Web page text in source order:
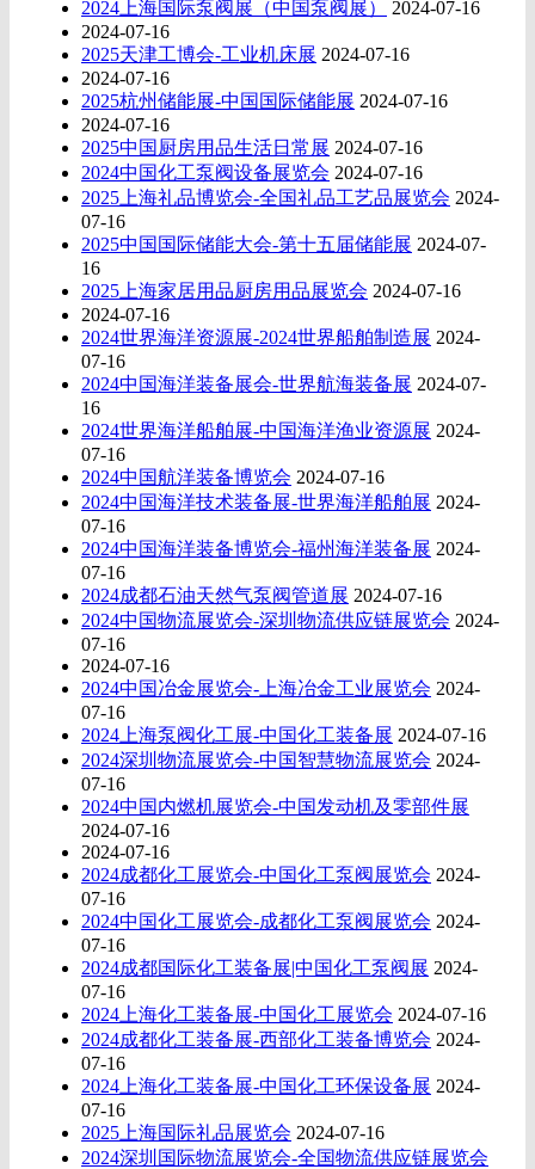
2024上海国际泵阀展（中国泵阀展）
2024-07-16
2024-07-16
2025天津工博会-工业机床展 2024-07-16
2024-07-16
2025杭州储能展-中国国际储能展 2024-07-16
2024-07-16
2025中国厨房用品生活日常展 2024-07-16
2024中国化工泵阀设备展览会 2024-07-16
2025上海礼品博览会-全国礼品工艺品展览会 2024-
07-16
2025中国国际储能大会-第十五届储能展 2024-07-
16
2025上海家居用品厨房用品展览会 2024-07-16
2024-07-16
2024世界海洋资源展-2024世界船舶制造展 2024-
07-16
2024中国海洋装备展会-世界航海装备展 2024-07-
16
2024世界海洋船舶展-中国海洋渔业资源展 2024-
07-16
2024中国航洋装备博览会 2024-07-16
2024中国海洋技术装备展-世界海洋船舶展 2024-
07-16
2024中国海洋装备博览会-福州海洋装备展 2024-
07-16
2024成都石油天然气泵阀管道展 2024-07-16
2024中国物流展览会-深圳物流供应链展览会 2024-
07-16
2024-07-16
2024中国冶金展览会-上海冶金工业展览会 2024-
07-16
2024上海泵阀化工展-中国化工装备展 2024-07-16
2024深圳物流展览会-中国智慧物流展览会 2024-
07-16
2024中国内燃机展览会-中国发动机及零部件展
2024-07-16
2024-07-16
2024成都化工展览会-中国化工泵阀展览会 2024-
07-16
2024中国化工展览会-成都化工泵阀展览会 2024-
07-16
2024成都国际化工装备展|中国化工泵阀展 2024-
07-16
2024上海化工装备展-中国化工展览会 2024-07-16
2024成都化工装备展-西部化工装备博览会 2024-
07-16
2024上海化工装备展-中国化工环保设备展 2024-
07-16
2025上海国际礼品展览会 2024-07-16
2024深圳国际物流展览会-全国物流供应链展览会